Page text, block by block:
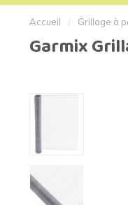
Grillage de
Grillage
Accueil / Grillage à
Garmix